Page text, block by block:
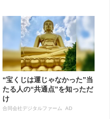
“宝くじは運じゃなかった”当
たる人の“共通点”を知っただ
け
合同会社デジタルファーム AD